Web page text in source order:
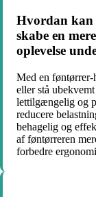
Hvordan kan
skabe en
oplevelse
Med en føntørrer-
eller stå
lettilgængelig og
reducere
behagelig og
af føntørreren
forbedre